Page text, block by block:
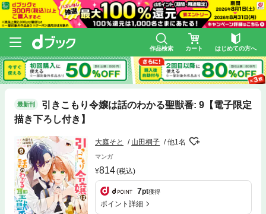
作品検索 カート はじめての方へ
最新刊
引きこもり令嬢は話のわかる聖獣番: 9【電子限定
描き下ろし付き】
大庭そと 山田桐子 他1名
マンガ
814(税込)
7pt獲得
ポイント詳細